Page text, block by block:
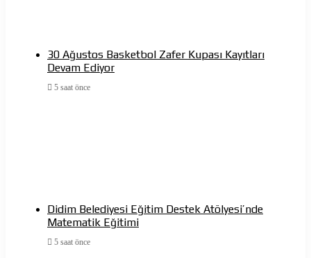
30 Ağustos Basketbol Zafer Kupası Kayıtları
Devam Ediyor
5 saat önce
Didim Belediyesi Eğitim Destek Atölyesi’nde
Matematik Eğitimi
5 saat önce